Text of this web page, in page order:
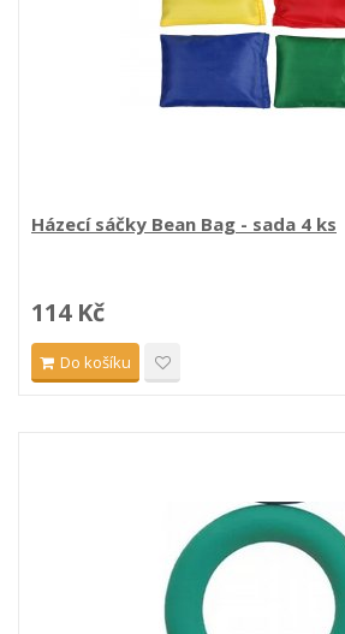
Házecí sáčky Bean Bag - sada 4 ks
114 Kč
Do košíku